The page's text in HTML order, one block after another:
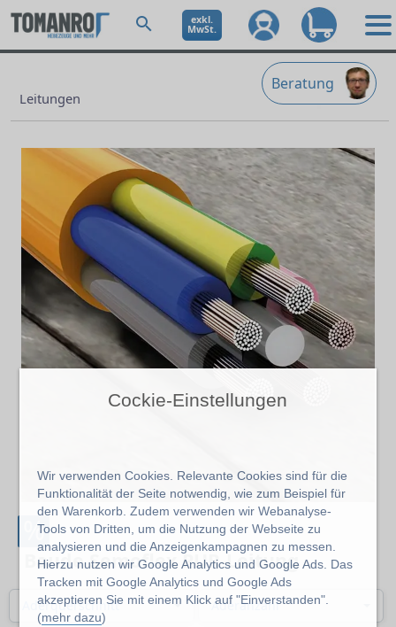
Cockie-Einstellungen
Wir verwenden Cookies. Relevante Cookies sind für die
Funktionalität der Seite notwendig, wie zum Beispiel für
den Warenkorb. Zudem verwenden wir Webanalyse-
Tools von Dritten, um die Nutzung der Webseite zu
analysieren und die Anzeigenkampagnen zu messen.
Hierzu nutzen wir Google Analytics und Google Ads. Das
Tracken mit Google Analytics und Google Ads
akzeptieren Sie mit einem Klick auf "Einverstanden".
(mehr dazu)
exkl.
MwSt.
Beratung
Leitungen
%
Baude Semoflex PUR-Leitung
Aderquerschnitt Aderanzahl